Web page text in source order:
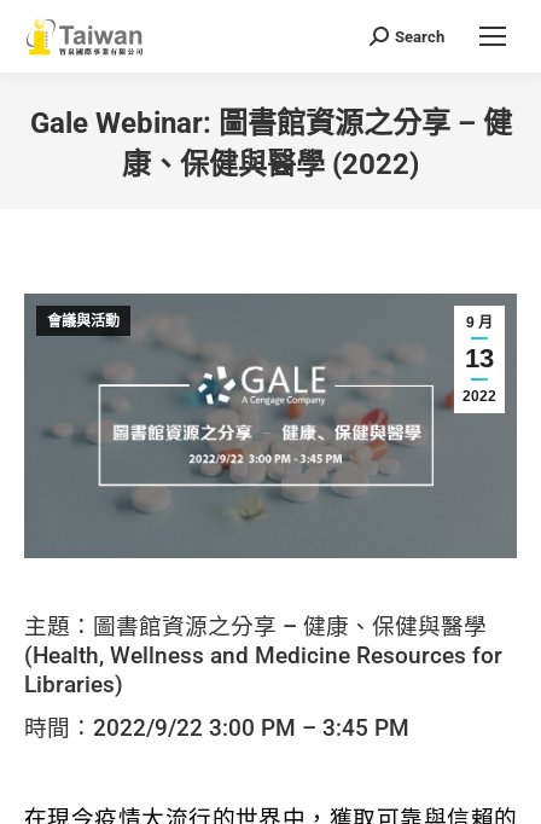
Search:
Search
Gale Webinar: 圖書館資源之分享 – 健
康、保健與醫學 (2022)
9 月
13
2022
會議與活動
主題：圖書館資源之分享 – 健康、保健與醫學
(Health, Wellness and Medicine Resources for
Libraries)
時間：2022/9/22 3:00 PM – 3:45 PM
在現今疫情大流行的世界中，獲取可靠與信賴的